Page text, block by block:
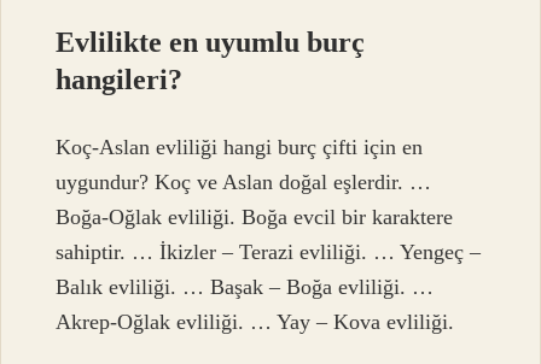
Evlilikte en uyumlu burç
hangileri?
Koç-Aslan evliliği hangi burç çifti için en
uygundur? Koç ve Aslan doğal eşlerdir. …
Boğa-Oğlak evliliği. Boğa evcil bir karaktere
sahiptir. … İkizler – Terazi evliliği. … Yengeç –
Balık evliliği. … Başak – Boğa evliliği. …
Akrep-Oğlak evliliği. … Yay – Kova evliliği.